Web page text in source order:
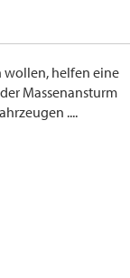
wollen, helfen eine
Massenansturm
....